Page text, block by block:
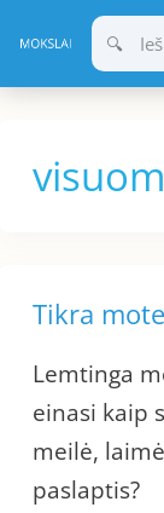
prie
turinio
Tikra
Lemtinga
einasi kaip
meilė,
paslaptis?